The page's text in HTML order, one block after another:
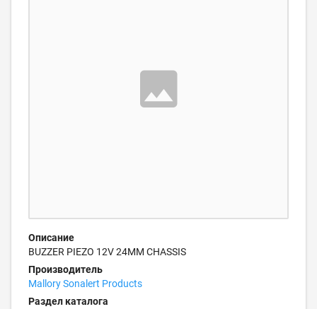
Описание
BUZZER PIEZO 12V 24MM CHASSIS
Производитель
Mallory Sonalert Products
Раздел каталога